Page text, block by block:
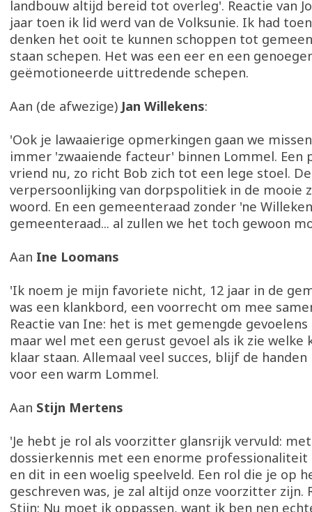
landbouw altijd bereid tot overleg'. Reactie van
jaar toen ik lid werd van de Volksunie. Ik had
denken het ooit te kunnen schoppen tot
staan schepen. Het was een eer en een
geëmotioneerde uittredende schepen.
Aan (de afwezige) Jan Willekens:
'Ook je lawaaierige opmerkingen gaan we
immer 'zwaaiende facteur' binnen Lommel. Een
vriend nu, zo richt Bob zich tot een lege stoel. De
verpersoonlijking van dorpspolitiek in de mooie
woord. En een gemeenteraad zonder 'ne
gemeenteraad... al zullen we het toch gewoon
Aan Ine Loomans
'Ik noem je mijn favoriete nicht, 12 jaar in de
was een klankbord, een voorrecht om mee
Reactie van Ine: het is met gemengde
maar wel met een gerust gevoel als ik zie welke
klaar staan. Allemaal veel succes, blijf de
voor een warm Lommel.
Aan Stijn Mertens
'Je hebt je rol als voorzitter glansrijk vervuld:
dossierkennis met een enorme
en dit in een woelig speelveld. Een rol die je op
geschreven was, je zal altijd onze voorzitter zijn.
Stijn: Nu moet ik oppassen, want ik ben nen